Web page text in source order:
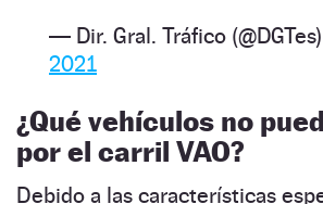
— Dir. Gral. Tráfico (@DGTes)
2021
¿Qué vehículos no
por el carril VAO?
Debido a las características